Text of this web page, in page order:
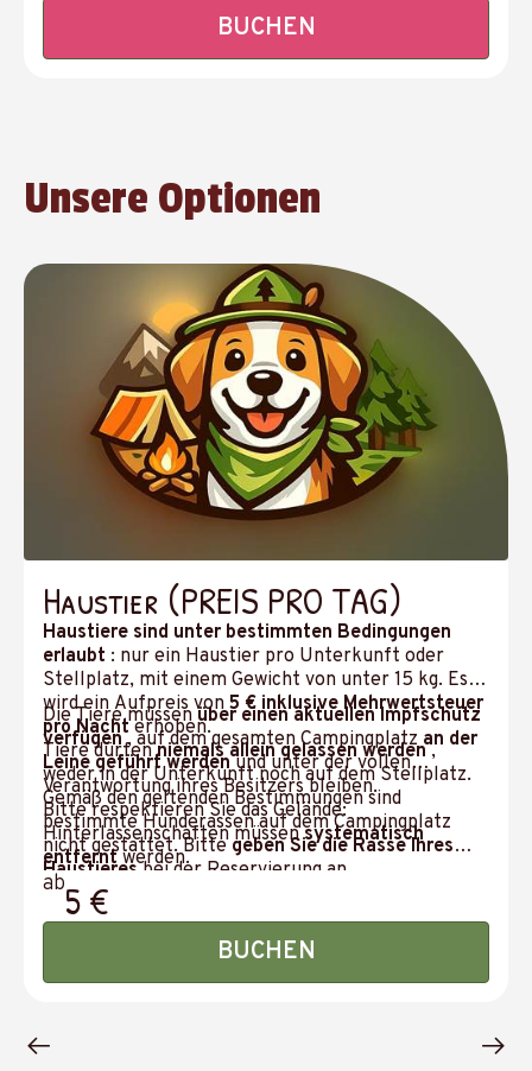
BUCHEN
Unsere Optionen
Haustier (PREIS PRO TAG)
Haustiere sind unter bestimmten Bedingungen
erlaubt : nur ein Haustier pro Unterkunft oder
Stellplatz, mit einem Gewicht von unter 15 kg. Es
wird ein Aufpreis von5 € inklusive Mehrwertsteuer
pro Nachterhoben.
Tiere dürfenniemals allein gelassen werden,
weder in der Unterkunft noch auf dem Stellplatz.
Die Tiere müssenüber einen aktuellen Impfschutz
verfügen, auf dem gesamten Campingplatzan der
Leine geführt werdenund unter der vollen
Verantwortung ihres Besitzers bleiben.
Bitte respektieren Sie das Gelände:
Hinterlassenschaften müssensystematisch
entferntwerden.
Gemäß den geltenden Bestimmungen sind
bestimmte Hunderassen auf dem Campingplatz
nicht gestattet. Bittegeben Sie die Rasse Ihres
Haustieresbei der Reservierung an.
ab5 €
BUCHEN